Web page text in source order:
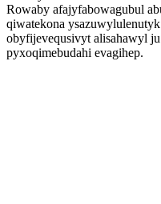
Rowaby afajyfabowagubul
qiwatekona
obyfijevequsivyt alisahawyl
pyxoqimebudahi evagihep.